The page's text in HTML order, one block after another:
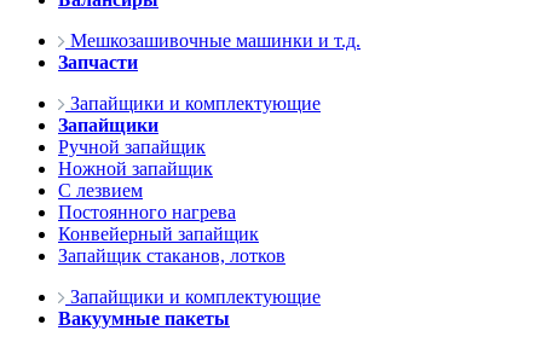
Мешкозашивочные машинки и т.д.
Запчасти
Запайщики и комплектующие
Запайщики
Ручной запайщик
Ножной запайщик
С лезвием
Постоянного нагрева
Конвейерный запайщик
Запайщик стаканов, лотков
Запайщики и комплектующие
Вакуумные пакеты